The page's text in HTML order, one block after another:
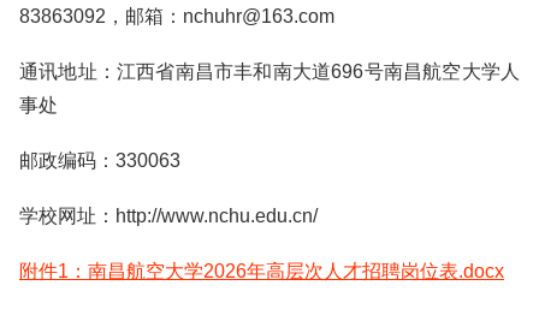
83863092，邮箱：nchuhr@163.com
通讯地址：江西省南昌市丰和南大道696号南昌航空大学人
事处
邮政编码：330063
学校网址：http://www.nchu.edu.cn/
附件1：南昌航空大学2026年高层次人才招聘岗位表.docx